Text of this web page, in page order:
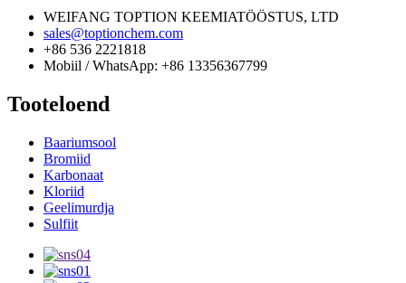
WEIFANG TOPTION KEEMIATÖÖSTUS, LTD
sales@toptionchem.com
+86 536 2221818
Mobiil / WhatsApp: +86 13356367799
Tooteloend
Baariumsool
Bromiid
Karbonaat
Kloriid
Geelimurdja
Sulfiit